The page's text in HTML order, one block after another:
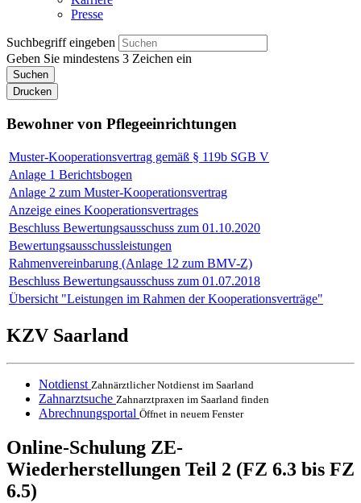
Presse
Suchbegriff eingeben
Geben Sie mindestens 3 Zeichen ein
Suchen
Drucken
Bewohner von Pflegeeinrichtungen
Muster-Kooperationsvertrag gemäß § 119b SGB V
Anlage 1 Berichtsbogen
Anlage 2 zum Muster-Kooperationsvertrag
Anzeige eines Kooperationsvertrages
Beschluss Bewertungsausschuss zum 01.10.2020
Bewertungsausschussleistungen
Rahmenvereinbarung (Anlage 12 zum BMV-Z)
Beschluss Bewertungsausschuss zum 01.07.2018
Übersicht "Leistungen im Rahmen der Kooperationsverträge"
KZV Saarland
Notdienst Zahnärztlicher Notdienst im Saarland
Zahnarztsuche Zahnarztpraxen im Saarland finden
Abrechnungsportal Öffnet in neuem Fenster
Online-Schulung ZE-
Wiederherstellungen Teil 2 (FZ 6.3 bis FZ
6.5)